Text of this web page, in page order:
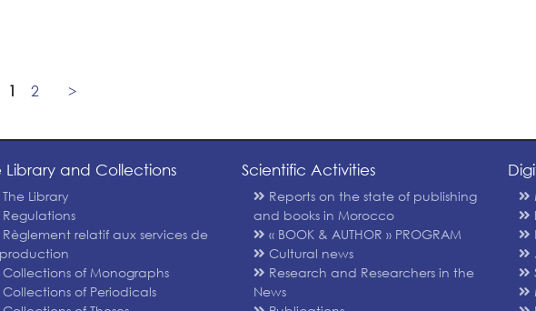
1 2 >
Library and Collections
The Library
Regulations
Règlement relatif aux services de
Collections of Monographs
Collections of Periodicals
Scientific Activities
Reports on the state of publishing
and books in Morocco
« BOOK & AUTHOR » PROGRAM
Cultural news
Research and Researchers in the
News